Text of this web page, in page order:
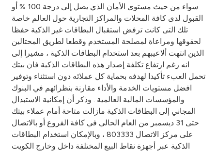
Turkey
Egypt
UK
Kingdom of Bahrain
سواء من حيث مستوى الأمان الذي يصل إلى درجة 100 % أو
القبول لدى كافة المحلات والمراكز التجارية حول العالم خاصة
تلك التى كانت ترفض استقبال البطاقات غير الذكية حفظا
لحقوقها ومراعاة لمصلحة المستخدم وقطعا لطريق المحتالين
الذين انتهت ألاعيبهم بعد استخدام البطاقات الذكية ، مشيرا إلى
انه رغم ارتفاع تكلفة إصدار هذه البطاقات الذكية فان بيتك
تحمل العبء تأكيدا لهدفه بحماية كل عملائه دون استثناء وتوفير
افضل مستويات الخدمة والأداء مقارنة بنظرائهم في البنوك
والمؤسسات المالية العالمية . وذكر أن إمكانية الاستبدال
المجاني إلى البطاقات الذكية مازالت متاحة أمام عملاء بيتك
حتى 31 ديسمبر من العام الحالي في كافة الفروع أو بالاتصال
على مركز الاتصال 803333 ، وبالإمكان استخدام البطاقات
الذكية عبر أجهزة نقاط البيع المختلفة داخل وخارج الكويت